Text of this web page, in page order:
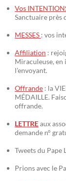
Vos
Sanctuaire près
MESSES : vos
Affiliation :
Miraculeuse, en
l’envoyant.
Offrande : la
MÉDAILLE.
offrande.
LETTREaux
demande n°
Tweets du Pape
Prions avec le